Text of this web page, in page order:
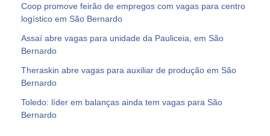
Coop promove feirão de empregos com vagas para centro
logístico em São Bernardo
Assaí abre vagas para unidade da Pauliceia, em São
Bernardo
Theraskin abre vagas para auxiliar de produção em São
Bernardo
Toledo: líder em balanças ainda tem vagas para São
Bernardo